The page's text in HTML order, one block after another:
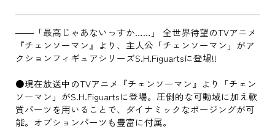
――「最高じゃあないっすか……」 全世界待望のTVアニメ
『チェンソーマン』より、主人公「チェンソーマン」がア
クションフィギュアシリーズS.H.Figuartsに登場!!
●現在放送中のTVアニメ『チェンソーマン』より「チェン
ソーマン」がS.H.Figuartsに登場。圧倒的な可動域に加え軟
質パーツを用いることで、ダイナミックなポージングが可
能。オプションパーツも豊富に付属。